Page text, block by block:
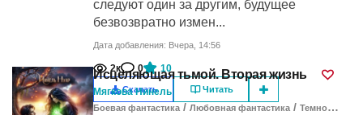
следуют один за другим, будущее
безвозвратно измен...
Дата добавления: Вчера, 14:56
2к 0 10
Скачать Читать
Исцеляющая тьмой. Вторая жизнь
Мягкова Нинель
Боевая фантастика / Любовная фантастика / Темное фэнтези